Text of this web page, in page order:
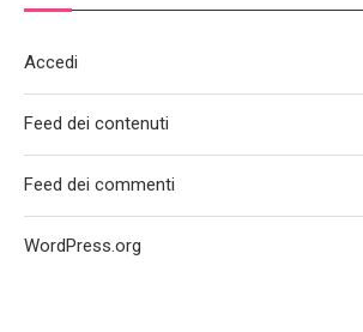
Accedi
Feed dei contenuti
Feed dei commenti
WordPress.org